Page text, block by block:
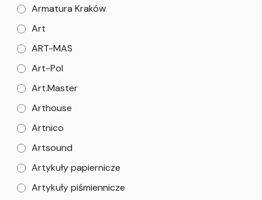
Armatura Kraków
Art
ART-MAS
Art-Pol
Art.Master
Arthouse
Artnico
Artsound
Artykuły papiernicze
Artykuły piśmiennicze